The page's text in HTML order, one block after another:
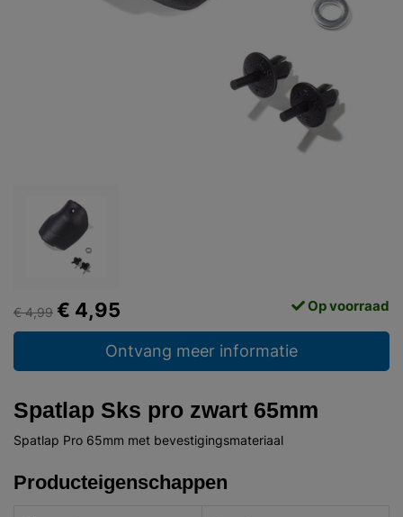
€ 4,99 € 4,95 Op voorraad
Ontvang meer informatie
Spatlap Sks pro zwart 65mm
Spatlap Pro 65mm met bevestigingsmateriaal
Producteigenschappen